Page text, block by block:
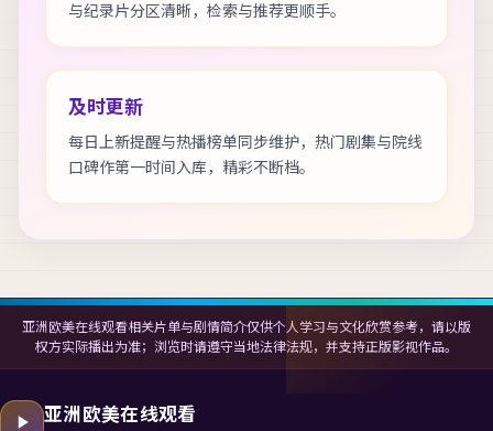
与纪录片分区清晰，检索与推荐更顺手。
及时更新
每日上新提醒与热播榜单同步维护，热门剧集与院线
口碑作第一时间入库，精彩不断档。
亚洲欧美在线观看相关片单与剧情简介仅供个人学习与文化欣赏参考，请以版
权方实际播出为准；浏览时请遵守当地法律法规，并支持正版影视作品。
亚洲欧美在线观看